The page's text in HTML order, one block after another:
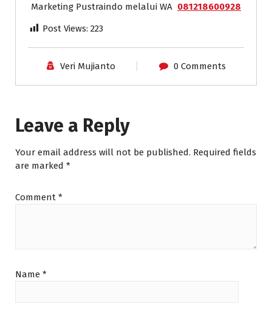
Marketing Pustraindo melalui WA 081218600928
Post Views: 223
Veri Mujianto 0 Comments
Leave a Reply
Your email address will not be published. Required fields
are marked *
Comment *
Name *